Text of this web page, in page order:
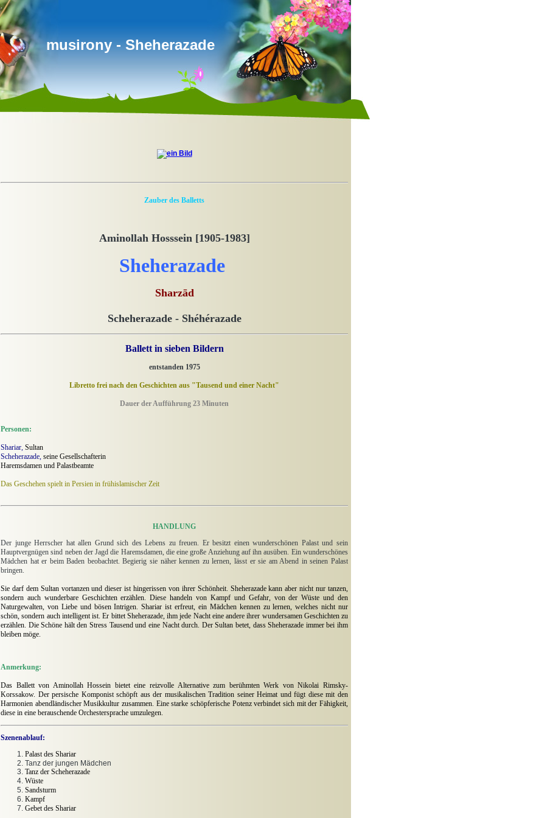
musirony - Sheherazade
Zauber des Balletts
Aminollah Hosssein [1905-1983]
Sheherazade
Sharzād
Scheherazade - Shéhérazade
Ballett in sieben Bildern
entstanden 1975
Libretto frei nach den Geschichten aus "Tausend und einer Nacht"
Dauer der Aufführung 23 Minuten
Personen:
Shariar, Sultan
Scheherazade, seine Gesellschafterin
Haremsdamen und Palastbeamte
Das Geschehen spielt in Persien in frühislamischer Zeit
HANDLUNG
Der junge Herrscher hat allen Grund sich des Lebens zu freuen. Er besitzt einen wunderschönen Palast und sein
Hauptvergnügen sind neben der Jagd die Haremsdamen, die eine große Anziehung auf ihn ausüben. Ein wunderschönes
Mädchen hat er beim Baden beobachtet. Begierig sie näher kennen zu lernen, lässt er sie am Abend in seinen Palast
bringen.
Sie darf dem Sultan vortanzen und dieser ist hingerissen von ihrer Schönheit. Sheherazade kann aber nicht nur tanzen,
sondern auch wunderbare Geschichten erzählen. Diese handeln von Kampf und Gefahr, von der Wüste und den
Naturgewalten, von Liebe und bösen Intrigen. Shariar ist erfreut, ein Mädchen kennen zu lernen, welches nicht nur
schön, sondern auch intelligent ist. Er bittet Sheherazade, ihm jede Nacht eine andere ihrer wundersamen Geschichten zu
erzählen. Die Schöne hält den Stress Tausend und eine Nacht durch. Der Sultan betet, dass Sheherazade immer bei ihm
bleiben möge.
Anmerkung:
Das Ballett von Aminollah Hossein bietet eine reizvolle Alternative zum berühmten Werk von Nikolai Rimsky-
Korssakow. Der persische Komponist schöpft aus der musikalischen Tradition seiner Heimat und fügt diese mit den
Harmonien abendländischer Musikkultur zusammen. Eine starke schöpferische Potenz verbindet sich mit der Fähigkeit,
diese in eine berauschende Orchestersprache umzulegen.
Szenenablauf:
Palast des Shariar
Tanz der jungen Mädchen
Tanz der Scheherazade
Wüste
Sandsturm
Kampf
Gebet des Shariar